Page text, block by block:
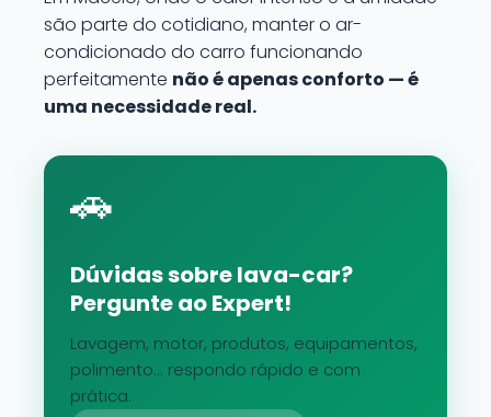
são parte do cotidiano, manter o ar-
condicionado do carro funcionando
perfeitamente não é apenas conforto — é
uma necessidade real.
🚗
Dúvidas sobre lava-car?
Pergunte ao Expert!
Lavagem, motor, produtos, equipamentos,
polimento... respondo rápido e com
prática.